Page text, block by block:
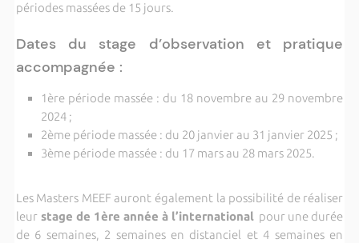
périodes massées de 15 jours.
Dates du stage d’observation et pratique
accompagnée :
1ère période massée : du 18 novembre au 29 novembre
2024 ;
2ème période massée : du 20 janvier au 31 janvier 2025 ;
3ème période massée : du 17 mars au 28 mars 2025.
Les Masters MEEF auront également la possibilité de réaliser
leurstage de 1ère année à l’international pour une durée
de 6 semaines, 2 semaines en distanciel et 4 semaines en